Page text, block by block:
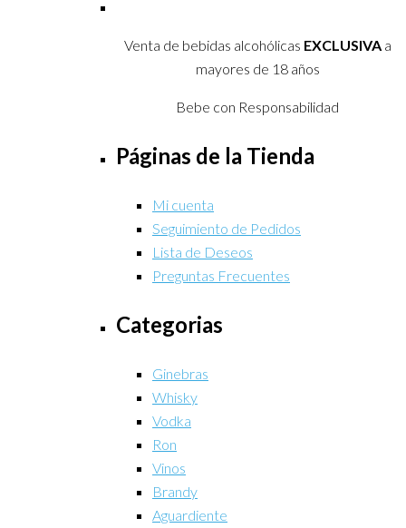
Venta de bebidas alcohólicas EXCLUSIVAa
mayores de 18 años
Bebe con Responsabilidad
Páginas de la Tienda
Mi cuenta
Seguimiento de Pedidos
Lista de Deseos
Preguntas Frecuentes
Categorias
Ginebras
Whisky
Vodka
Ron
Vinos
Brandy
Aguardiente